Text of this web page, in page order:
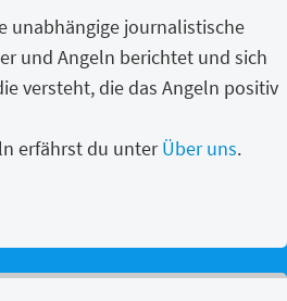
unabhängige journalistische
und Angeln berichtet und sich
versteht, die das Angeln positiv
erfährst du unterÜber uns.